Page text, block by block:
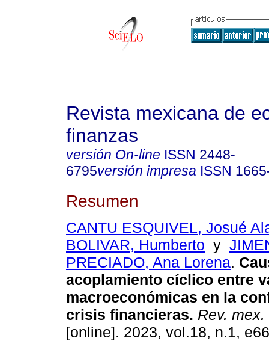
Revista mexicana de
finanzas
versión On-line ISSN 2448-
6795versión impresa ISSN
Resumen
CANTU ESQUIVEL, Josué
BOLIVAR, Humberto y
PRECIADO, Ana Lorena.
acoplamiento cíclico entre
macroeconómicas en la
crisis financieras. Rev.
[online]. 2023, vol.18, n.1,